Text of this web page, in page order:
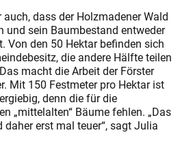
dass der Holzmadener Wald
und sein Baumbestand entweder
Von den 50 Hektar befinden sich
die andere Hälfte teilen
macht die Arbeit der Förster
Mit 150 Festmeter pro Hektar ist
denn die für die
„mittelalten“ Bäume fehlen. „Das
erst mal teuer“, sagt Julia